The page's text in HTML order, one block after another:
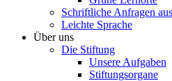
Schriftliche Anfragen
Leichte Sprache
Über uns
Die Stiftung
Unsere Aufgaben
Stiftungsorgane